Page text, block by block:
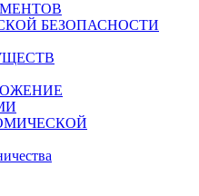
БЕЗОПАСНОСТИ